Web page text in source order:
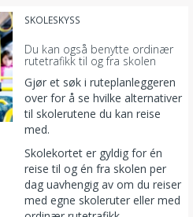
SKOLESKYSS
Du kan også benytte ordinær
rutetrafikk til og fra skolen
Gjør et søk i ruteplanleggeren
over for å se hvilke alternativer
til skolerutene du kan reise
med.
Skolekortet er gyldig for én
reise til og én fra skolen per
dag uavhengig av om du reiser
med egne skoleruter eller med